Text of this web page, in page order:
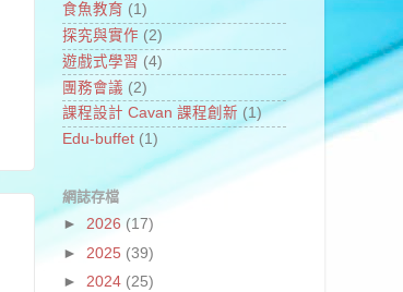
食魚教育 (1)
探究與實作 (2)
遊戲式學習 (4)
團務會議 (2)
課程設計 Cavan 課程創新 (1)
Edu-buffet (1)
網誌存檔
► 2026 (17)
► 2025 (39)
► 2024 (25)